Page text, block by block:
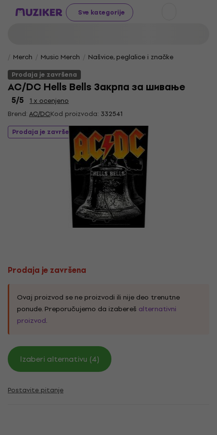
Sve kategorije
Merch Music Merch
Našvice, peglalice i značke
Prodaja je završena
AC/DC Hells Bells Закрпа за шивање
5/5
1 x ocenjeno
Brend:AC/DCKod proizvoda: 332541
Prodaja je završena
Prodaja je završena
Ovaj proizvod se ne proizvodi ili nije deo trenutne
ponude. Preporučujemo da izabereš alternativni
proizvod.
Izaberi alternativu (4)
Postavite pitanje